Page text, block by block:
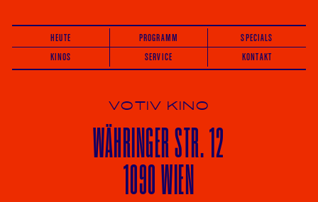
HEUTE PROGRAMM
SPECIALS
KINOS
SERVICE KONTAKT
VOTIV KINO
WÄHRINGERSTR. 12
1090 WIEN